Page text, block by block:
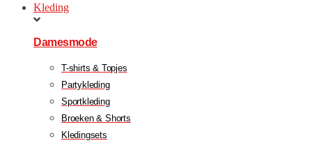
Kleding
Damesmode
T-shirts & Topjes
Partykleding
Sportkleding
Broeken & Shorts
Kledingsets